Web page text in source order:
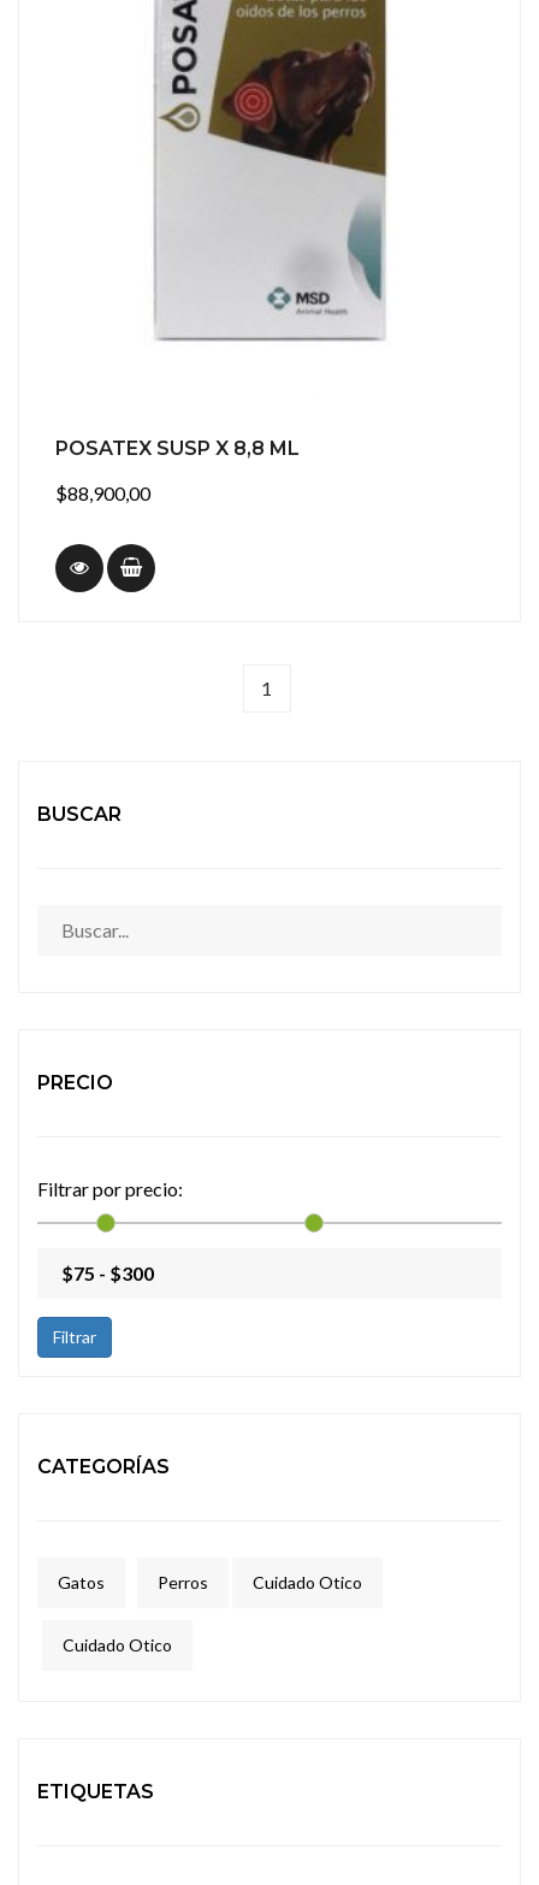
POSATEX SUSP X 8,8 ML
$88,900,00
1
BUSCAR
PRECIO
Filtrar por precio:
Filtrar
CATEGORÍAS
Gatos Perros Cuidado Otico
Cuidado Otico
ETIQUETAS